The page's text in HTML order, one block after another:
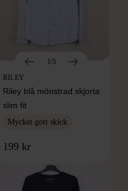
1/5
RILEY
Riley blå mönstrad skjorta
slim fit
Mycket gott skick
199 kr